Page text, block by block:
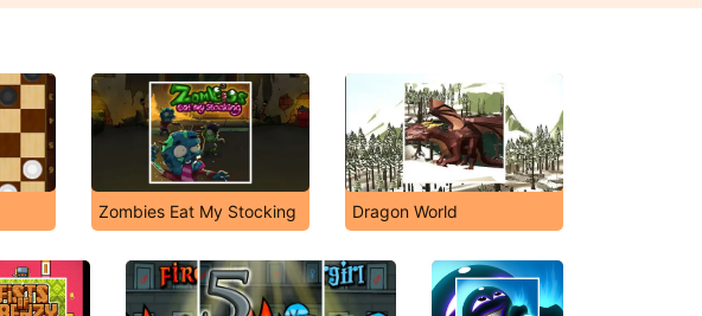
Zombies Eat My Stocking Dragon World